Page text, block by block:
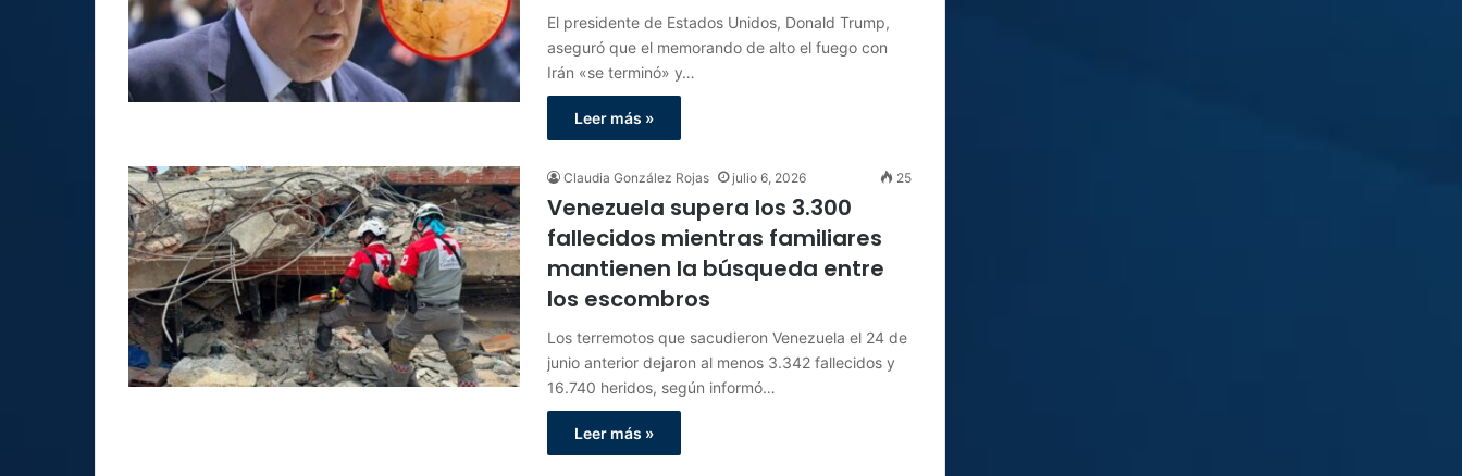
El presidente de Estados Unidos, Donald Trump,
aseguró que el memorando de alto el fuego con
Irán «se terminó» y…
Leer más »
Claudia González Rojas julio 6, 2026 25
Venezuela supera los 3.300
fallecidos mientras familiares
mantienen la búsqueda entre
los escombros
Los terremotos que sacudieron Venezuela el 24 de
junio anterior dejaron al menos 3.342 fallecidos y
16.740 heridos, según informó…
Leer más »